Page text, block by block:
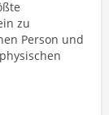
zu
Person und